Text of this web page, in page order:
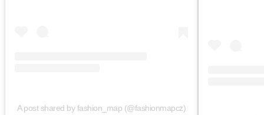
A post shared by fashion_map (@fashionmapcz)